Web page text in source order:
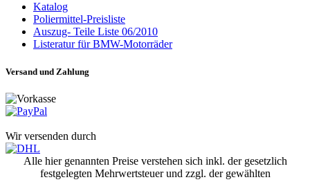
Katalog
Poliermittel-Preisliste
Auszug- Teile Liste 06/2010
Listeratur für BMW-Motorräder
Versand und Zahlung
Wir versenden durch
Alle hier genannten Preise verstehen sich inkl. der gesetzlich
festgelegten Mehrwertsteuer und zzgl. der gewählten